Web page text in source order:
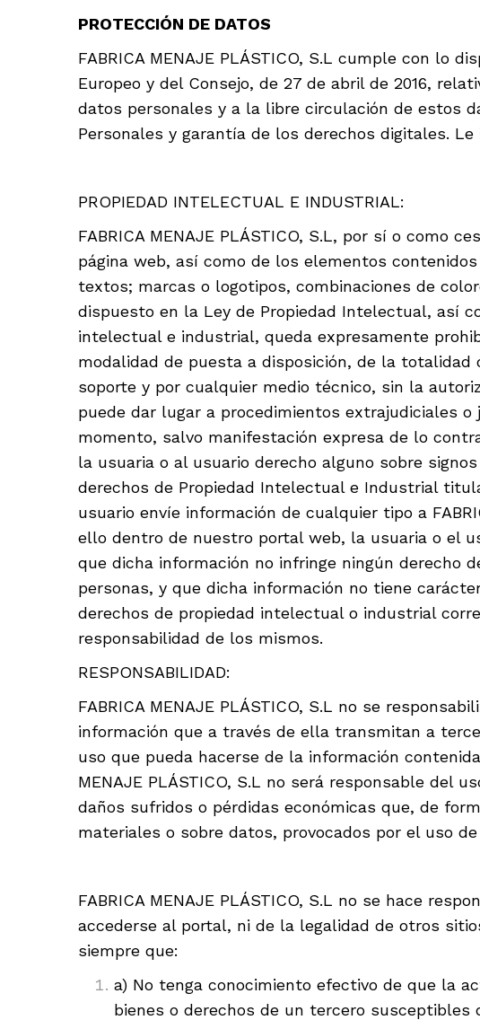
PROTECCIÓN DE DATOS
FABRICA MENAJE PLÁSTICO, S.L cumple con lo
Europeo y del Consejo, de 27 de abril de 2016,
datos personales y a la libre circulación de estos
Personales y garantía de los derechos digitales.
PROPIEDAD INTELECTUAL E INDUSTRIAL:
FABRICA MENAJE PLÁSTICO, S.L, por sí o
página web, así como de los elementos
textos; marcas o logotipos, combinaciones de
dispuesto en la Ley de Propiedad Intelectual, así
intelectual e industrial, queda expresamente
modalidad de puesta a disposición, de la
soporte y por cualquier medio técnico, sin la
puede dar lugar a procedimientos extrajudiciales o
momento, salvo manifestación expresa de lo
la usuaria o al usuario derecho alguno sobre
derechos de Propiedad Intelectual e Industrial
usuario envíe información de cualquier tipo a
ello dentro de nuestro portal web, la usuaria o el
que dicha información no infringe ningún derecho
personas, y que dicha información no tiene
derechos de propiedad intelectual o industrial
responsabilidad de los mismos.
RESPONSABILIDAD:
FABRICA MENAJE PLÁSTICO, S.L no se
información que a través de ella transmitan a
uso que pueda hacerse de la información
MENAJE PLÁSTICO, S.L no será responsable del
daños sufridos o pérdidas económicas que, de
materiales o sobre datos, provocados por el uso
FABRICA MENAJE PLÁSTICO, S.L no se hace
accederse al portal, ni de la legalidad de otros
siempre que:
a) No tenga conocimiento efectivo de que la
bienes o derechos de un tercero susceptibles